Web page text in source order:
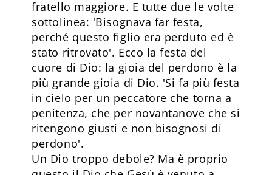
fratello maggiore. E tutte due le volte
sottolinea: 'Bisognava far festa,
perché questo figlio era perduto ed è
stato ritrovato'. Ecco la festa del
cuore di Dio: la gioia del perdono è la
più grande gioia di Dio. 'Si fa più festa
in cielo per un peccatore che torna a
penitenza, che per novantanove che si
ritengono giusti e non bisognosi di
perdono'.
Un Dio troppo debole? Ma è proprio